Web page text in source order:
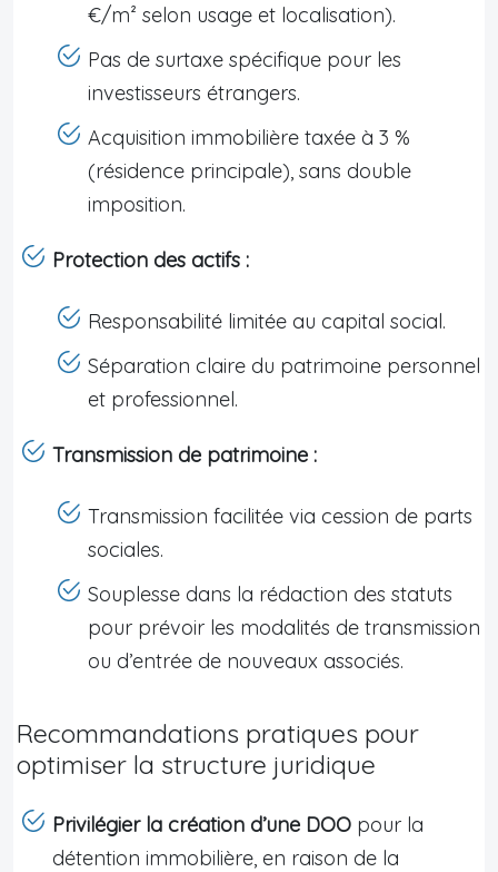
€/m² selon usage et localisation).
Pas de surtaxe spécifique pour les
investisseurs étrangers.
Acquisition immobilière taxée à 3 %
(résidence principale), sans double
imposition.
Protection des actifs :
Responsabilité limitée au capital social.
Séparation claire du patrimoine personnel
et professionnel.
Transmission de patrimoine :
Transmission facilitée via cession de parts
sociales.
Souplesse dans la rédaction des statuts
pour prévoir les modalités de transmission
ou d’entrée de nouveaux associés.
Recommandations pratiques pour
optimiser la structure juridique
Privilégier la création d’une DOO pour la
détention immobilière, en raison de la